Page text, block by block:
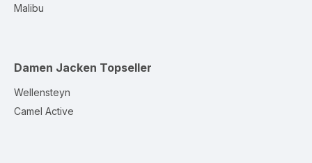
Malibu
Damen Jacken Topseller
Wellensteyn
Camel Active